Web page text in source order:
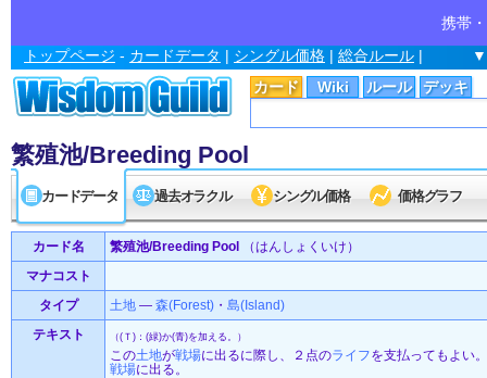
携帯
カード Wiki ルール デッキ
トップページ - カードデータ | シングル価格 | 総合ルール |
繁殖池/Breeding Pool
カードデータ 過去オラクル シングル価格 価格グラフ
カード名 繁殖池/Breeding Pool
（はんしょくいけ）
マナコスト
タイプ
土地 — 森(Forest) ・ 島(Island)
テキスト
（(Ｔ)：(緑)か(青)を加える。）
この土地が戦場に出るに際し、２点のライフを支払ってもよい
戦場に出る。